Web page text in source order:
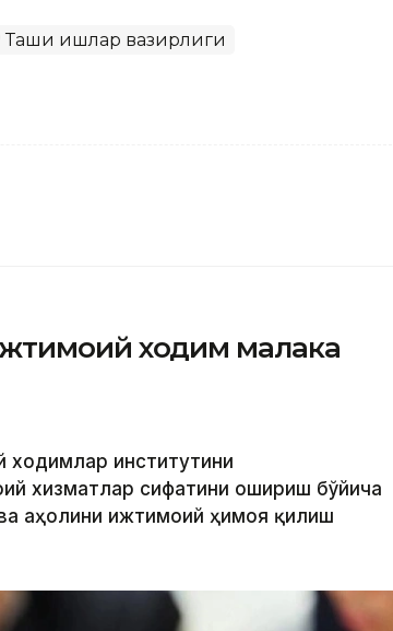
Ташқи ишлар вазирлиги
ходим малака
ходимлар институтини
хизматлар сифатини ошириш бўйича
аҳолини ижтимоий ҳимоя қилиш